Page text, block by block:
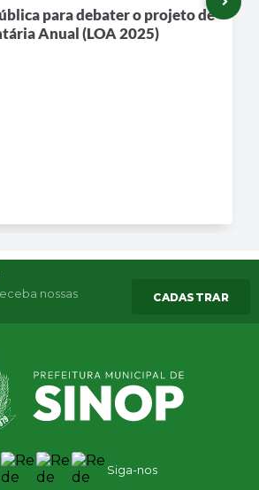
para debater o projeto de
Anual (LOA 2025)
nossas
CADASTRAR
Siga-nos